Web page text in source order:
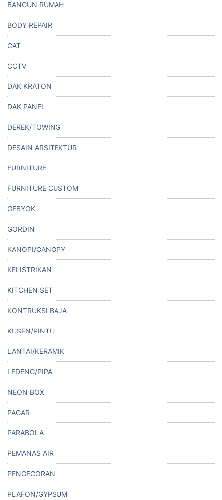
BANGUN RUMAH
BODY REPAIR
CAT
CCTV
DAK KRATON
DAK PANEL
DEREK/TOWING
DESAIN ARSITEKTUR
FURNITURE
FURNITURE CUSTOM
GEBYOK
GORDIN
KANOPI/CANOPY
KELISTRIKAN
KITCHEN SET
KONTRUKSI BAJA
KUSEN/PINTU
LANTAI/KERAMIK
LEDENG/PIPA
NEON BOX
PAGAR
PARABOLA
PEMANAS AIR
PENGECORAN
PLAFON/GYPSUM